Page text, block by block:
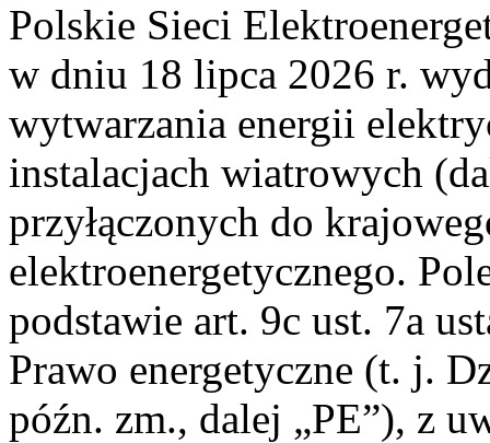
Polskie Sieci
w dniu 18 lipca 2026 r.
wytwarzania energii
instalacjach wiatrowych
przyłączonych do
elektroenergetycznego.
podstawie art. 9c ust. 7a
Prawo energetyczne (t. j.
późn. zm., dalej „PE”), z